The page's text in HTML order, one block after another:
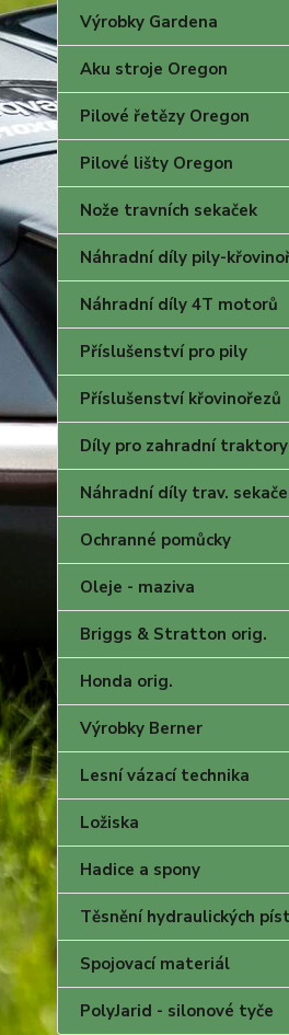
Výrobky Gardena
Aku stroje Oregon
Pilové řetězy Oregon
Pilové lišty Oregon
Nože travních sekaček
Náhradní díly pily-
Náhradní díly 4T motorů
Příslušenství pro pily
Příslušenství křovinořezů
Díly pro zahradní traktory
Náhradní díly trav.
Ochranné pomůcky
Oleje - maziva
Briggs & Stratton orig.
Honda orig.
Výrobky Berner
Lesní vázací technika
Ložiska
Hadice a spony
Těsnění hydraulických
Spojovací materiál
PolyJarid - silonové tyče